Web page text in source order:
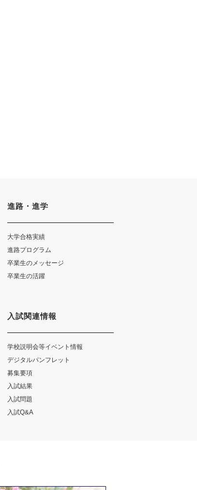
進路・進学
大学合格実績
進路プログラム
卒業生のメッセージ
卒業生の活躍
入試関連情報
学校説明会等イベント情報
デジタルパンフレット
募集要項
入試結果
入試問題
入試Q&A